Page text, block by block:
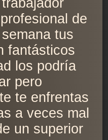
de
tus
fantásticos
los podría
pero
te enfrentas
a veces mal
un superior